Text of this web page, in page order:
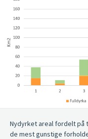
Nydyrket areal fordelt på
de mest gunstige